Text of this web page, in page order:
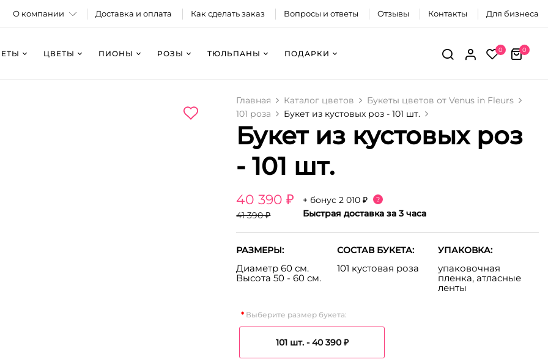
О компании Доставка и оплата Как сделать заказ Вопросы и ответы Отзывы Контакты Для бизнеса
ЦВЕТЫ ПИОНЫ РОЗЫ ТЮЛЬПАНЫ ПОДАРКИ 0 0
Главная Каталог цветов
Букеты цветов от Venus in Fleurs
101 роза
Букет из кустовых роз - 101 шт.
Букет из кустовых роз
- 101 шт.
40 390 ₽
41 390 ₽
+ бонус2 010 ₽ ?
Быстрая доставка за 3 часа
РАЗМЕРЫ:
Диаметр 60 см.
Высота 50 - 60 см.
СОСТАВ БУКЕТА:
101 кустовая роза
УПАКОВКА:
упаковочная
пленка, атласные
ленты
Выберите размер букета:
101 шт. -40 390 ₽